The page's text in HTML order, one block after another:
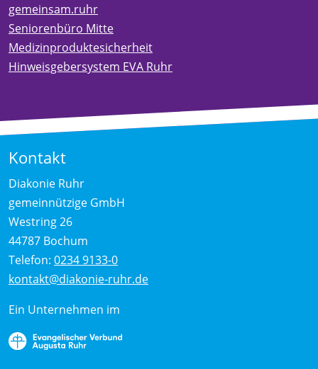
gemeinsam.ruhr
Seniorenbüro Mitte
Medizinproduktesicherheit
Hinweisgebersystem EVA Ruhr
Kontakt
Diakonie Ruhr
gemeinnützige GmbH
Westring 26
44787 Bochum
Telefon: 0234 9133-0
kontakt@diakonie-ruhr.de
Ein Unternehmen im